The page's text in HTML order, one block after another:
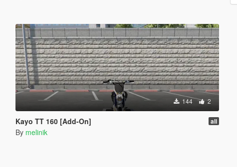
144 2
Kayo TT 160 [Add-On] all
By melinik